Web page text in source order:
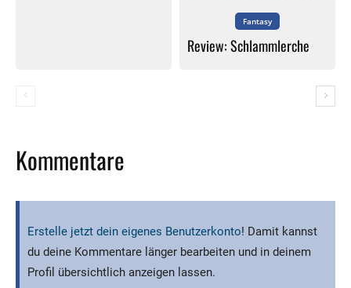
Fantasy
Review: Schlammlerche
Kommentare
Erstelle jetzt dein eigenes Benutzerkonto! Damit kannst
du deine Kommentare länger bearbeiten und in deinem
Profil übersichtlich anzeigen lassen.